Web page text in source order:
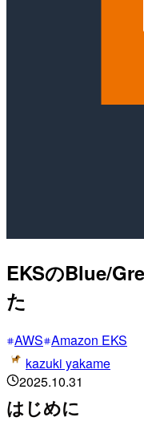
EKSのBlue/
た
AWS Amazon EKS
kazuki yakame
2025.10.31
はじめに